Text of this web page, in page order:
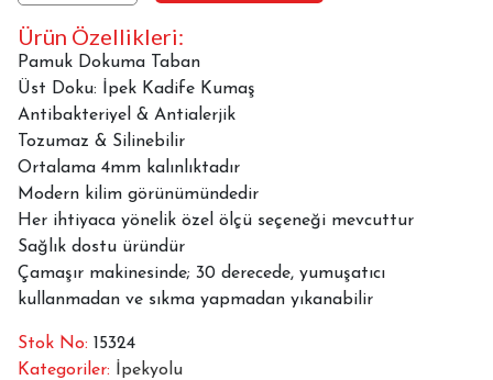
Halı
Dokuma
Taban
İpekyolu
MVH-
1853
adet
Ürün Özellikleri:
Pamuk Dokuma Taban
Üst Doku: İpek Kadife Kumaş
Antibakteriyel & Antialerjik
Tozumaz & Silinebilir
Ortalama 4mm kalınlıktadır
Modern kilim görünümündedir
Her ihtiyaca yönelik özel ölçü seçeneği mevcuttur
Sağlık dostu üründür
Çamaşır makinesinde; 30 derecede, yumuşatıcı
kullanmadan ve sıkma yapmadan yıkanabilir
Stok No: 15324
Kategoriler:
İpekyolu